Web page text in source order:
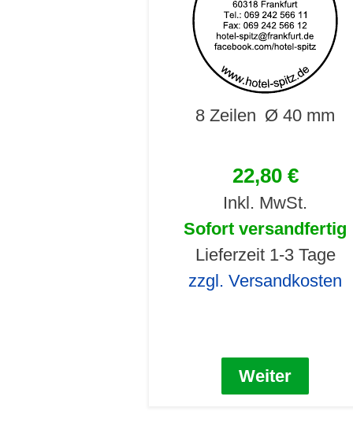
8 Zeilen Ø 40 mm
22,80 €
Inkl. MwSt.
Sofort versandfertig
Lieferzeit 1-3 Tage
zzgl. Versandkosten
Weiter